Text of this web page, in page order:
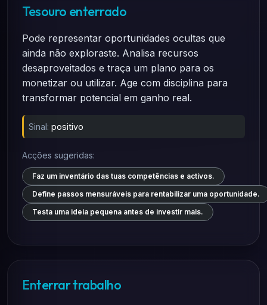
Tesouro enterrado
Pode representar oportunidades ocultas que
ainda não exploraste. Analisa recursos
desaproveitados e traça um plano para os
monetizar ou utilizar. Age com disciplina para
transformar potencial em ganho real.
Sinal: positivo
Acções sugeridas:
Faz um inventário das tuas competências e activos.
Define passos mensuráveis para rentabilizar uma oportunidade.
Testa uma ideia pequena antes de investir mais.
Enterrar trabalho